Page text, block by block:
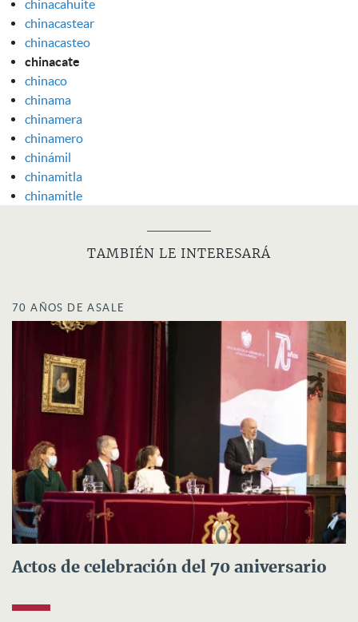
chinacahuite
chinacastear
chinacasteo
chinacate
chinaco
chinama
chinamera
chinamero
chinámil
chinamitla
chinamitle
TAMBIÉN LE INTERESARÁ
70 AÑOS DE ASALE
Actos de celebración del 70 aniversario